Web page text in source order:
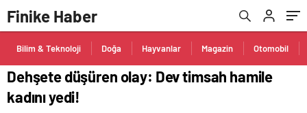
Finike Haber
Bilim & Teknoloji Doğa Hayvanlar Magazin Otomobil
Dehşete düşüren olay: Dev timsah hamile
kadını yedi!